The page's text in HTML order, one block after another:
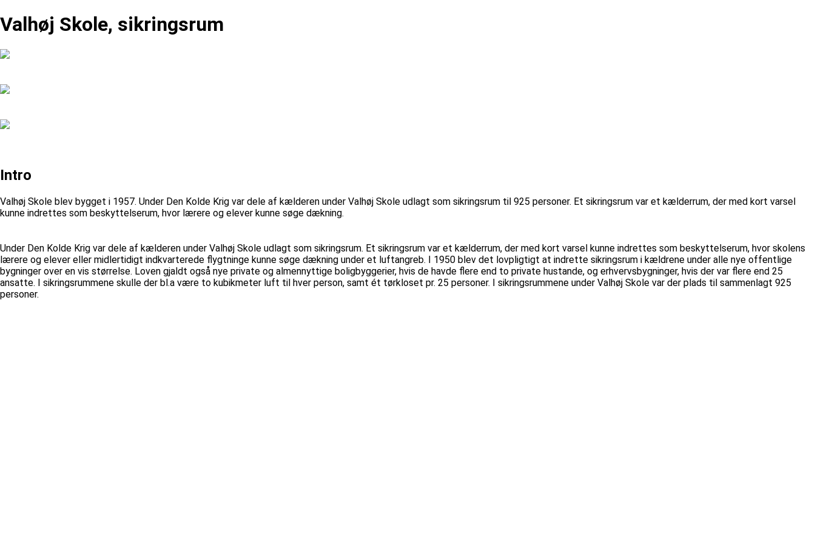
Valhøj Skole, sikringsrum
Intro
Valhøj Skole blev bygget i 1957. Under Den Kolde Krig var dele af kælderen under Valhøj Skole udlagt som sikringsrum til 925 personer. Et sikringsrum var et kælderrum, der med kort varsel
kunne indrettes som beskyttelserum, hvor lærere og elever kunne søge dækning.
Under Den Kolde Krig var dele af kælderen under Valhøj Skole udlagt som sikringsrum. Et sikringsrum var et kælderrum, der med kort varsel kunne indrettes som beskyttelserum, hvor skolens
lærere og elever eller midlertidigt indkvarterede flygtninge kunne søge dækning under et luftangreb. I 1950 blev det lovpligtigt at indrette sikringsrum i kældrene under alle nye offentlige
bygninger over en vis størrelse. Loven gjaldt også nye private og almennyttige boligbyggerier, hvis de havde flere end to private hustande, og erhvervsbygninger, hvis der var flere end 25
ansatte. I sikringsrummene skulle der bl.a være to kubikmeter luft til hver person, samt ét tørkloset pr. 25 personer. I sikringsrummene under Valhøj Skole var der plads til sammenlagt 925
personer.